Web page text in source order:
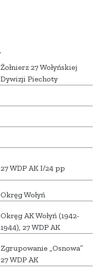
Żołnierz 27 Wołyńskiej
Dywizji Piechoty
27 WDP AK I/24 pp
Okręg Wołyń
Okręg AK Wołyń (1942-
1944), 27 WDP AK
Zgrupowanie „Osnowa”
27 WDP AK